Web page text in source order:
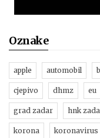
Oznake
apple automobil
cjepivo dhmz eu
grad zadar hnk
korona koronavirus